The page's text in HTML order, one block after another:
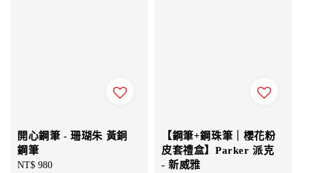
開心鋼筆 - 珊瑚朱 黃銅
鋼筆
Regular
NT$ 980
【鋼筆+鋼珠筆｜櫻花粉
皮套禮盒】Parker 派克
- 新威雅